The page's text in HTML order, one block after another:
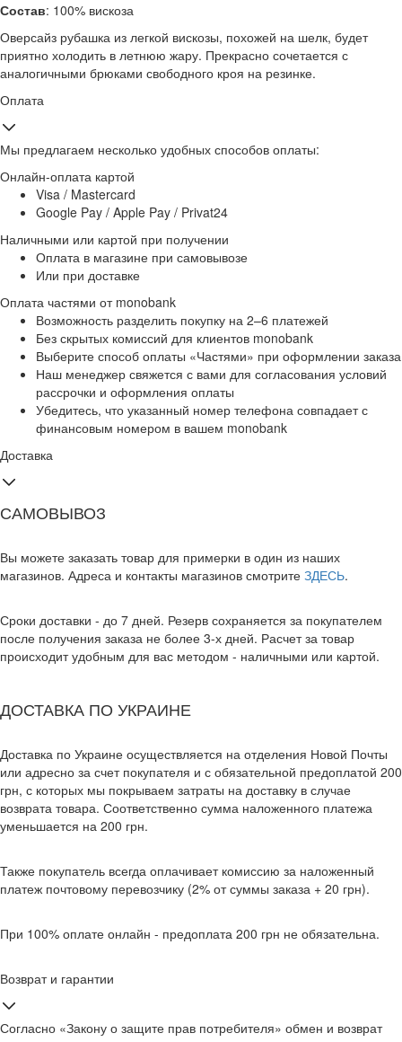
Состав: 100% вискоза
Оверсайз рубашка из легкой вискозы, похожей на шелк, будет
приятно холодить в летнюю жару. Прекрасно сочетается с
аналогичными брюками свободного кроя на резинке.
Оплата
Мы предлагаем несколько удобных способов оплаты:
Онлайн-оплата картой
Visa / Mastercard
Google Pay / Apple Pay / Privat24
Наличными или картой при получении
Оплата в магазине при самовывозе
Или при доставке
Оплата частями от monobank
Возможность разделить покупку на 2–6 платежей
Без скрытых комиссий для клиентов monobank
Выберите способ оплаты «Частями» при оформлении заказа
Наш менеджер свяжется с вами для согласования условий
рассрочки и оформления оплаты
Убедитесь, что указанный номер телефона совпадает с
финансовым номером в вашем monobank
Доставка
САМОВЫВОЗ
Вы можете заказать товар для примерки в один из наших
магазинов. Адреса и контакты магазинов смотрите ЗДЕСЬ.
Сроки доставки - до 7 дней. Резерв сохраняется за покупателем
после получения заказа не более 3-х дней. Расчет за товар
происходит удобным для вас методом - наличными или картой.
ДОСТАВКА ПО УКРАИНЕ
Доставка по Украине осуществляется на отделения Новой Почты
или адресно за счет покупателя и с обязательной предоплатой 200
грн, с которых мы покрываем затраты на доставку в случае
возврата товара. Соответственно сумма наложенного платежа
уменьшается на 200 грн.
Также покупатель всегда оплачивает комиссию за наложенный
платеж почтовому перевозчику (2% от суммы заказа + 20 грн).
При 100% оплате онлайн - предоплата 200 грн не обязательна.
Возврат и гарантии
Согласно «Закону о защите прав потребителя» обмен и возврат